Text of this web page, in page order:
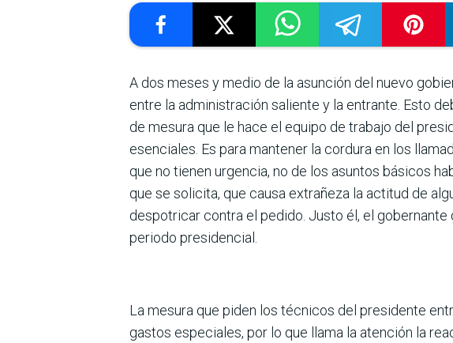
A dos meses y medio de la asunción del nuevo
entre la administra­ción saliente y la entrante. Esto
de mesura que le hace el equipo de trabajo del
esenciales. Es para mantener la cor­dura en los
que no tienen urgencia, no de los asuntos básicos
que se solicita, que causa extrañeza la actitud de
despotricar contra el pedido. Justo él, el
periodo presidencial.
La mesura que piden los técnicos del presidente
gastos especiales, por lo que llama la atención la